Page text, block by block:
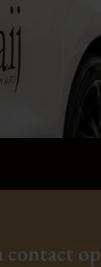
contact op